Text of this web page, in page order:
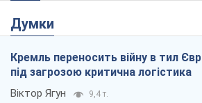
Думки
Кремль переносить війну в тил
під загрозою критична логістика
Віктор Ягун 9,4 т.